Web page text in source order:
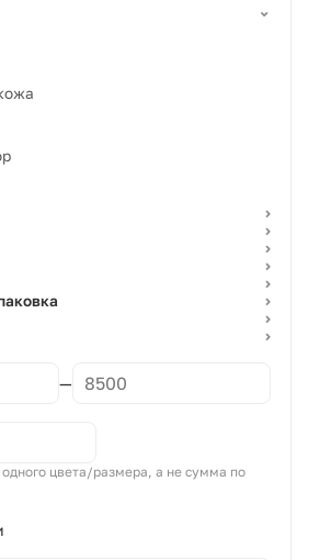
⌄
⌄
⌄
⌄
⌄
⌄
⌄
⌄
⌄
—
цвета/размера, а не сумма по